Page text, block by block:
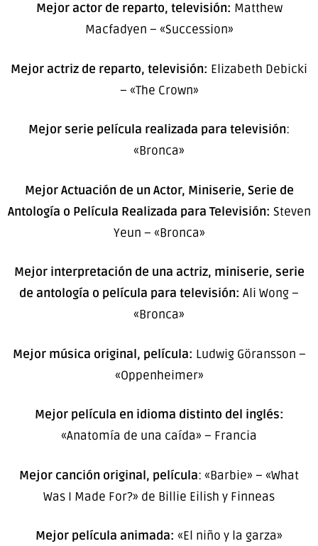
Mejor actor de reparto, televisión: Matthew
Macfadyen – «Succession»
Mejor actriz de reparto, televisión: Elizabeth Debicki
– «The Crown»
Mejor serie película realizada para televisión:
«Bronca»
Mejor Actuación de un Actor, Miniserie, Serie de
Antología o Película Realizada para Televisión: Steven
Yeun – «Bronca»
Mejor interpretación de una actriz, miniserie, serie
de antología o película para televisión: Ali Wong –
«Bronca»
Mejor música original, película: Ludwig Göransson –
«Oppenheimer»
Mejor película en idioma distinto del inglés:
«Anatomía de una caída» – Francia
Mejor canción original, película: «Barbie» – «What
Was I Made For?» de Billie Eilish y Finneas
Mejor película animada: «El niño y la garza»